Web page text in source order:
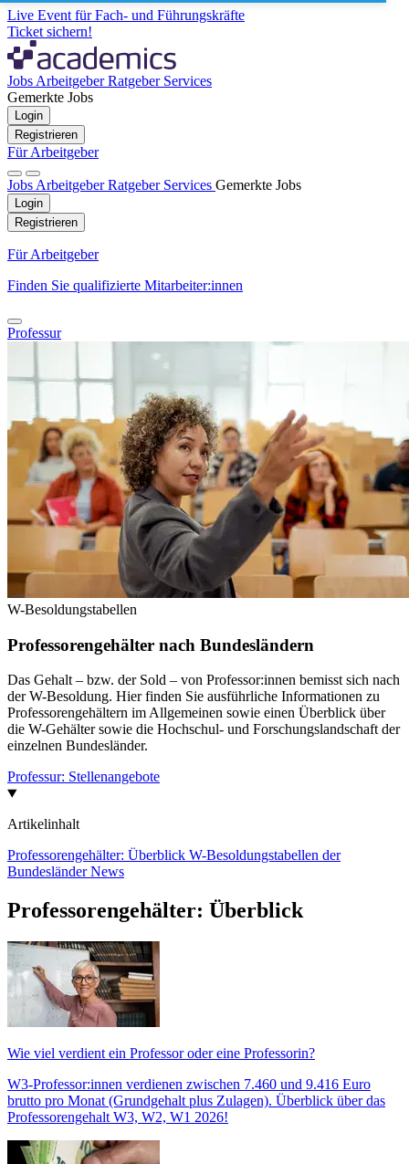
Live Event für Fach- und Führungskräfte
Ticket sichern!
Jobs ArbeitgeberRatgeber Services
Gemerkte Jobs
Login
Registrieren
Für Arbeitgeber
Jobs ArbeitgeberRatgeber Services Gemerkte Jobs
Login
Registrieren
Für Arbeitgeber
Finden Sie qualifizierte Mitarbeiter:innen
Professur
W-Besoldungstabellen
Professorengehälter nach Bundesländern
Das Gehalt – bzw. der Sold – von Professor:innen bemisst sich nach
der W-Besoldung. Hier finden Sie ausführliche Informationen zu
Professorengehältern im Allgemeinen sowie einen Überblick über
die W-Gehälter sowie die Hochschul- und Forschungslandschaft der
einzelnen Bundesländer.
Professur: Stellenangebote
Artikelinhalt
Professorengehälter: Überblick W-Besoldungstabellen der
BundesländerNews
Professorengehälter: Überblick
Wie viel verdient ein Professor oder eine Professorin?
W3-Professor:innen verdienen zwischen 7.460 und 9.416 Euro
brutto pro Monat (Grundgehalt plus Zulagen). Überblick über das
Professorengehalt W3, W2, W1 2026!